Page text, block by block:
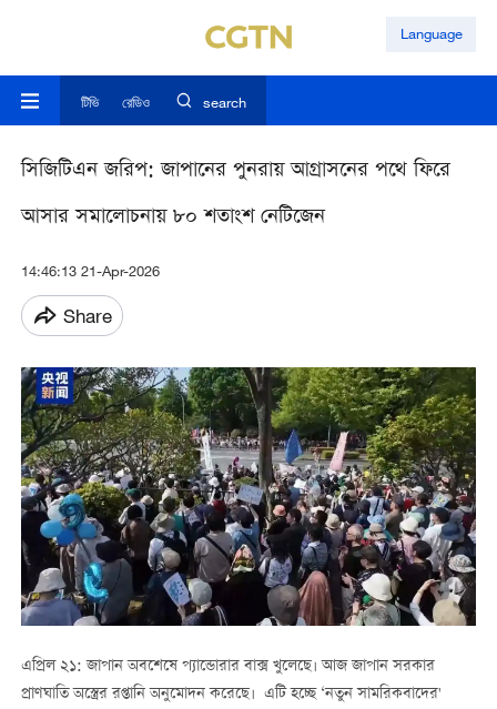
Language
টিভি রেডিও search
সিজিটিএন জরিপ: জাপানের পুনরায় আগ্রাসনের পথে ফিরে
আসার সমালোচনায় ৮০ শতাংশ নেটিজেন
14:46:13 21-Apr-2026
Share
এপ্রিল ২১: জাপান অবশেষে প্যান্ডোরার বাক্স খুলেছে। আজ জাপান সরকার
প্রাণঘাতি অস্ত্রের রপ্তানি অনুমোদন করেছে। এটি হচ্ছে ‘নতুন সামরিকবাদের'